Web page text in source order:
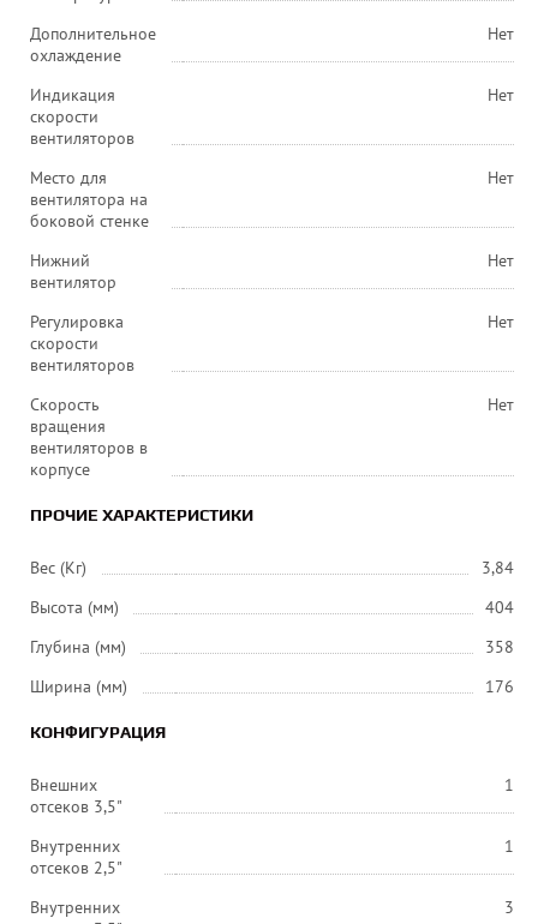
Дополнительное
охлаждение
Нет
Индикация
скорости
вентиляторов
Нет
Место для
вентилятора на
боковой стенке
Нет
Нижний
вентилятор
Нет
Регулировка
скорости
вентиляторов
Нет
Скорость
вращения
вентиляторов в
корпусе
Нет
ПРОЧИЕ ХАРАКТЕРИСТИКИ
Вес (Кг)
3,84
Высота (мм)
404
Глубина (мм)
358
Ширина (мм)
176
КОНФИГУРАЦИЯ
Внешних
отсеков 3,5"
1
Внутренних
отсеков 2,5"
1
Внутренних
3